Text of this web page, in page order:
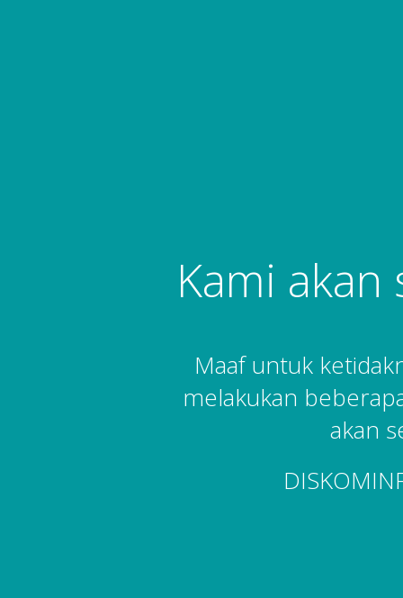
Kami akan
Maaf untuk
melakukan
akan